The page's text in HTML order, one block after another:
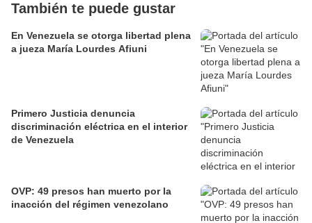
También te puede gustar
En Venezuela se otorga libertad plena
a jueza María Lourdes Afiuni
Primero Justicia denuncia
discriminación eléctrica en el interior
de Venezuela
OVP: 49 presos han muerto por la
inacción del régimen venezolano